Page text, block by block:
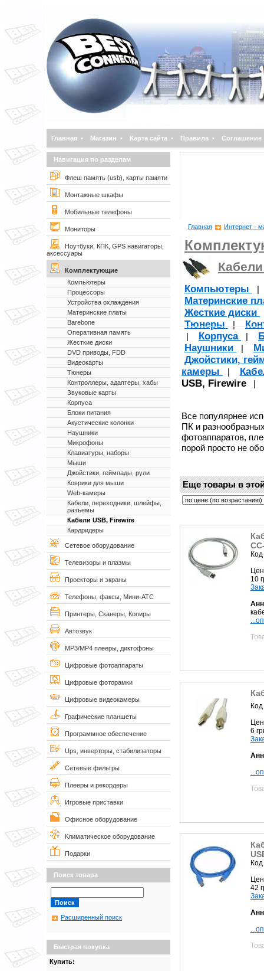
Главная • Магазин • Карта сайта • Правила • Соглашение
Навигация по разделам
Флеш память (usb), карты памяти
Монтажные шкафы
Мобильные телефоны
Мониторы
Ноутбуки, КПК, GPS навигаторы,
аксессуары
Комплектующие
Компьютеры
Процессоры
Устройства охлаждения
Материнские платы
Barebone
Оперативная память
Жесткие диски
DVD приводы, FDD
Видеокарты
Тюнеры
Контроллеры, адаптеры, хабы
Звуковые карты
Корпуса
Блоки питания
Акустические колонки
Наушники
Микрофоны
Клавиатуры, наборы
Мыши
Джойстики, геймпады, рули
Коврики для мыши
Web-камеры
Кабели, переходники, шлейфы,
разъемы
Кабели USB, Firewire
Кардридеры
Сетевое оборудование
Телевизоры и плазмы
Проекторы и экраны
Телефоны, факсы, Мини-АТС
Принтеры, Сканеры, Копиры
Автозвук
MP3/MP4 плееры, диктофоны
Цифровые фотоаппараты
Цифровые фоторамки
Цифровые видеокамеры
Графические планшеты
Программное обеспечение
Ups, инверторы, стабилизаторы
Сетевые фильтры
Плееры и рекордеры
Игровые приставки
Офисное оборудование
Климатическое оборудование
Подарки
Поиск товара
Расширенный поиск
Быстрая покупка
Купить:
Главная Интернет -
Компьютеры
Материнские
Жесткие диски
Тюнеры |
| Корпуса |
Наушники
|
Джойстики,
камеры
|
USB, Firewire |
Все популярнее
ПК и
фотоаппаратов,
порой просто не
Еще товары в
10
6
42